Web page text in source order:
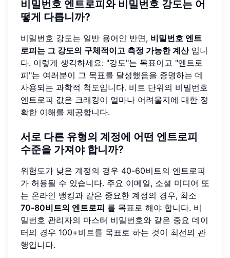
비밀번호 엔트로피와 비밀번호 강도는 어
떻게 다릅니까?
비밀번호 강도는 일반 용어인 반면, 비밀번호 엔트
로피는 그 강도의 구체적이고 측정 가능한 계산입니
다. 이렇게 생각하세요: "강도"는 목표이고 "엔트로
피"는 여러분이 그 목표를 달성했음을 증명하는 데
사용되는 과학적 척도입니다. 비트 단위의 비밀번호
엔트로피 값은 크래킹이 얼마나 어려울지에 대한 정
확한 이해를 제공합니다.
서로 다른 유형의 계정에 어떤 엔트로피
수준을 가져야 합니까?
위험도가 낮은 계정의 경우 40-60비트의 엔트로피
가 허용될 수 있습니다. 주요 이메일, 소셜 미디어 또
는 온라인 뱅킹과 같은 중요한 계정의 경우, 최소
70-80비트의 엔트로피 를 목표로 해야 합니다. 비
밀번호 관리자의 마스터 비밀번호와 같은 중요 데이
터의 경우 100+비트를 목표로 하는 것이 최선의 관
행입니다.